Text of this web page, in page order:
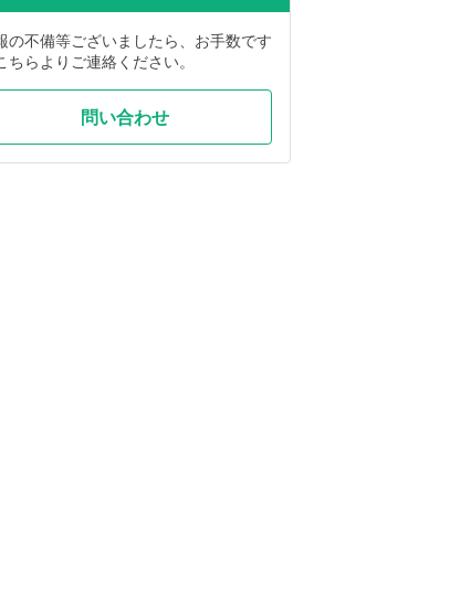
の不備等ございましたら、お手数です
ちらよりご連絡ください。
問い合わせ